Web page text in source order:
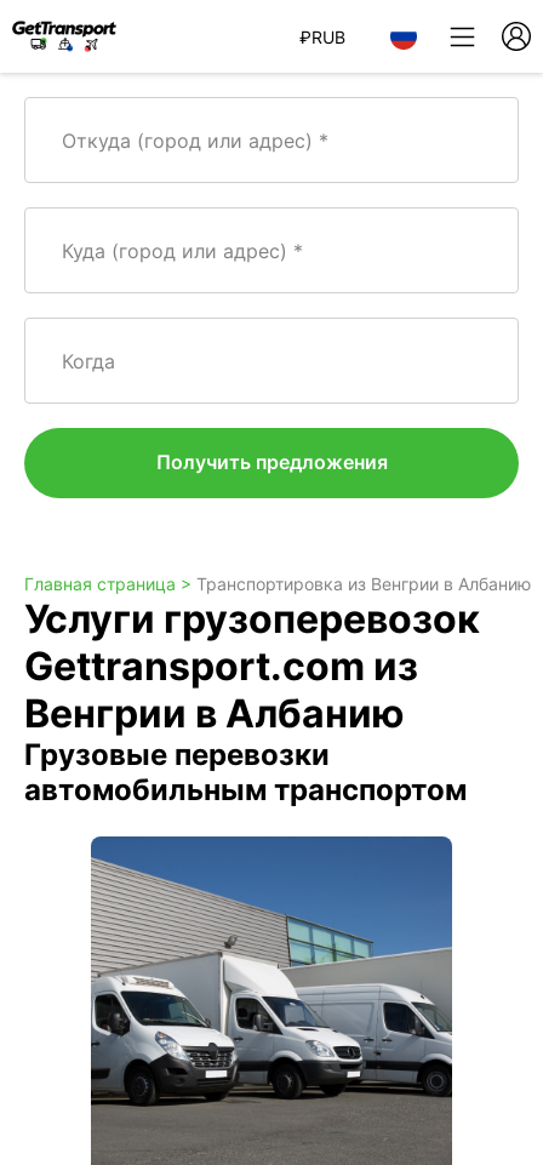
₽RUB
Откуда (город или адрес)
Куда (город или адрес)
Когда
Получить предложения
Главная страница > Транспортировка из Венгрии в Албанию
Услуги грузоперевозок
Gettransport.com из
Венгрии в Албанию
Грузовые перевозки
автомобильным транспортом